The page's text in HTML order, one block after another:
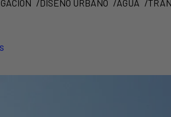
DISEÑO URBANO AGUA